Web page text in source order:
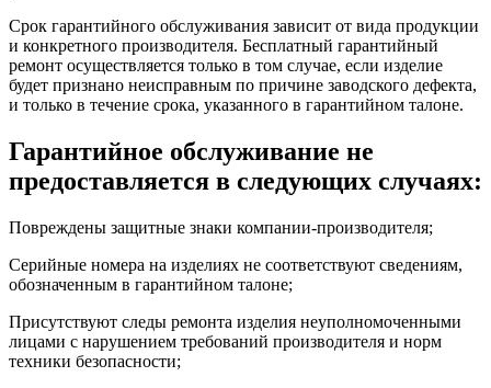
Срок гарантийного обслуживания зависит от вида продукции
и конкретного производителя. Бесплатный гарантийный
ремонт осуществляется только в том случае, если изделие
будет признано неисправным по причине заводского дефекта,
и только в течение срока, указанного в гарантийном талоне.
Гарантийное обслуживание не
предоставляется в следующих случаях:
Повреждены защитные знаки компании-производителя;
Серийные номера на изделиях не соответствуют сведениям,
обозначенным в гарантийном талоне;
Присутствуют следы ремонта изделия неуполномоченными
лицами с нарушением требований производителя и норм
техники безопасности;